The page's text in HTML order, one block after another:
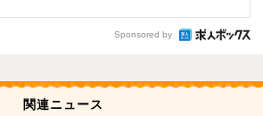
Sponsored by
関連ニュース